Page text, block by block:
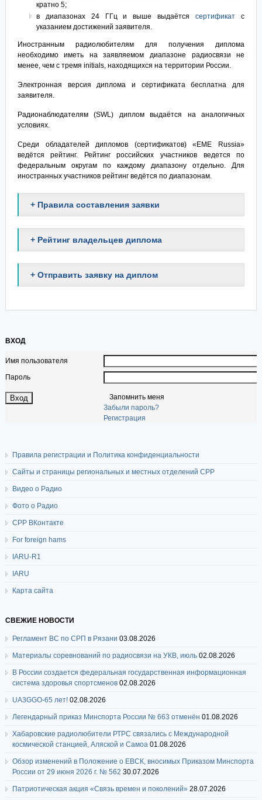
кратно 5;
в диапазонах 24 ГГц и выше выдаётсясертификат с
указанием достижений заявителя.
Иностранным радиолюбителям для получения диплома
необходимо иметь на заявляемом диапазоне радиосвязи не
менее, чем с тремя initials, находящихся на территории России.
Электронная версия диплома и сертификата бесплатна для
заявителя.
Радионаблюдателям (SWL) диплом выдаётся на аналогичных
условиях.
Среди обладателей дипломов (сертификатов) «EME Russia»
ведётся рейтинг. Рейтинг российских участников ведется по
федеральным округам по каждому диапазону отдельно. Для
иностранных участников рейтинг ведётся по диапазонам.
+ Правила составления заявки
+ Рейтинг владельцев диплома
+ Отправить заявку на диплом
ВХОД
Имя пользователя
Пароль
Запомнить меня
Забыли пароль?
Регистрация
Правила регистрации и Политика конфиденциальности
Сайты и страницы региональных и местных отделений СРР
Видео о Радио
Фото о Радио
СРР ВКонтакте
For foreign hams
IARU-R1
IARU
Карта сайта
СВЕЖИЕ НОВОСТИ
Регламент ВС по СРП в Рязани 03.08.2026
Материалы соревнований по радиосвязи на УКВ, июль 02.08.2026
В России создается федеральная государственная информационная
система здоровья спортсменов 02.08.2026
UA3GGO-65 лет! 02.08.2026
Легендарный приказ Минспорта России № 663 отменён 01.08.2026
Хабаровские радиолюбители РТРС связались с Международной
космической станцией, Аляской и Самоа 01.08.2026
Обзор изменений в Положение о ЕВСК, вносимых Приказом Минспорта
России от 29 июня 2026 г. № 562 30.07.2026
Патриотическая акция «Связь времен и поколений» 28.07.2026